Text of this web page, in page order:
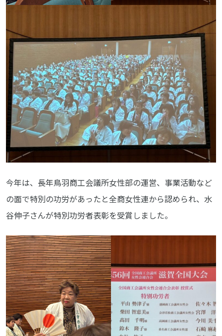
今年は、長年鳥羽商工会議所女性部の運営、事業活動など
の面で特別の功労があったと全商女性連から認められ、水
谷伸子さんが特別功労者表彰を受賞しました。